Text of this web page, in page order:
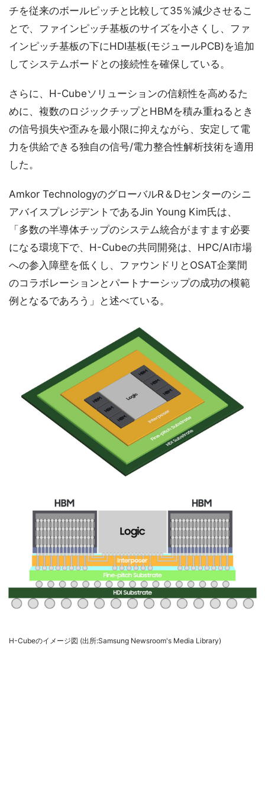
チを従来のボールピッチと比較して35％減少させるこ
とで、ファインピッチ基板のサイズを小さくし、ファ
インピッチ基板の下にHDI基板(モジュールPCB)を追加
してシステムボードとの接続性を確保している。
さらに、H-Cubeソリューションの信頼性を高めるた
めに、複数のロジックチップとHBMを積み重ねるとき
の信号損失や歪みを最小限に抑えながら、安定して電
力を供給できる独自の信号/電力整合性解析技術を適用
した。
Amkor TechnologyのグローバルR＆Dセンターのシニ
アバイスプレジデントであるJin Young Kim氏は、
「多数の半導体チップのシステム統合がますます必要
になる環境下で、H-Cubeの共同開発は、HPC/AI市場
への参入障壁を低くし、ファウンドリとOSAT企業間
のコラボレーションとパートナーシップの成功の模範
例となるであろう」と述べている。
H-Cubeのイメージ図 (出所:Samsung Newsroom's Media Library)